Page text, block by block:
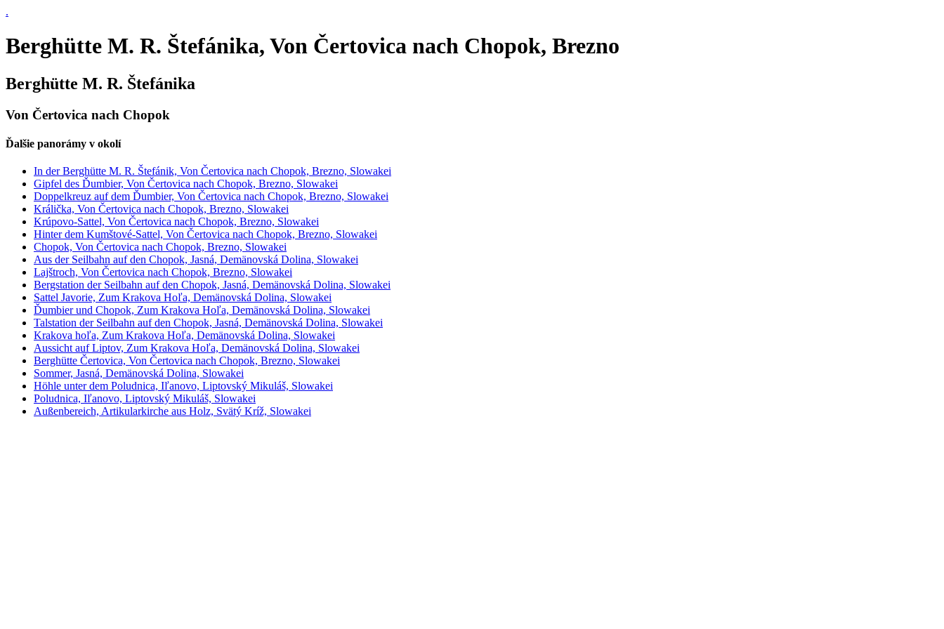
.
Berghütte M. R. Štefánika, Von Čertovica nach Chopok, Brezno
Berghütte M. R. Štefánika
Von Čertovica nach Chopok
Ďalšie panorámy v okolí
In der Berghütte M. R. Štefánik, Von Čertovica nach Chopok, Brezno, Slowakei
Gipfel des Ďumbier, Von Čertovica nach Chopok, Brezno, Slowakei
Doppelkreuz auf dem Ďumbier, Von Čertovica nach Chopok, Brezno, Slowakei
Králička, Von Čertovica nach Chopok, Brezno, Slowakei
Krúpovo-Sattel, Von Čertovica nach Chopok, Brezno, Slowakei
Hinter dem Kumštové-Sattel, Von Čertovica nach Chopok, Brezno, Slowakei
Chopok, Von Čertovica nach Chopok, Brezno, Slowakei
Aus der Seilbahn auf den Chopok, Jasná, Demänovská Dolina, Slowakei
Lajštroch, Von Čertovica nach Chopok, Brezno, Slowakei
Bergstation der Seilbahn auf den Chopok, Jasná, Demänovská Dolina, Slowakei
Sattel Javorie, Zum Krakova Hoľa, Demänovská Dolina, Slowakei
Ďumbier und Chopok, Zum Krakova Hoľa, Demänovská Dolina, Slowakei
Talstation der Seilbahn auf den Chopok, Jasná, Demänovská Dolina, Slowakei
Krakova hoľa, Zum Krakova Hoľa, Demänovská Dolina, Slowakei
Aussicht auf Liptov, Zum Krakova Hoľa, Demänovská Dolina, Slowakei
Berghütte Čertovica, Von Čertovica nach Chopok, Brezno, Slowakei
Sommer, Jasná, Demänovská Dolina, Slowakei
Höhle unter dem Poludnica, Iľanovo, Liptovský Mikuláš, Slowakei
Poludnica, Iľanovo, Liptovský Mikuláš, Slowakei
Außenbereich, Artikularkirche aus Holz, Svätý Kríž, Slowakei